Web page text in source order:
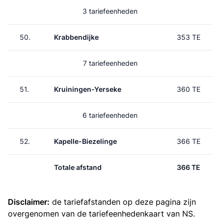
3 tariefeenheden
50. Krabbendijke 353 TE
7 tariefeenheden
51. Kruiningen-Yerseke 360 TE
6 tariefeenheden
52. Kapelle-Biezelinge 366 TE
Totale afstand 366 TE
Disclaimer: de tariefafstanden op deze pagina zijn
overgenomen van de tariefeenhedenkaart van NS.